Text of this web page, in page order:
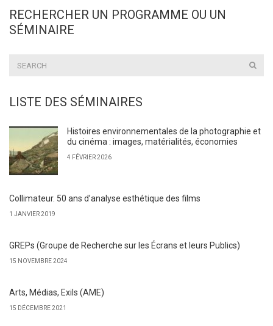
RECHERCHER UN PROGRAMME OU UN
SÉMINAIRE
LISTE DES SÉMINAIRES
Histoires environnementales de la photographie et
du cinéma : images, matérialités, économies
4 FÉVRIER 2026
Collimateur. 50 ans d’analyse esthétique des films
1 JANVIER 2019
GREPs (Groupe de Recherche sur les Écrans et leurs Publics)
15 NOVEMBRE 2024
Arts, Médias, Exils (AME)
15 DÉCEMBRE 2021